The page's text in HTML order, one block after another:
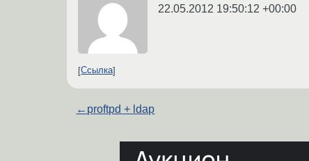
22.05.2012 19:50:12 +00:00
Ссылка
← proftpd + ldap